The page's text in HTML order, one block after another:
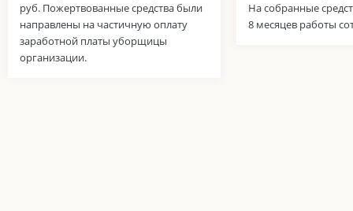
руб. Пожертвованные средства были
направлены на частичную оплату
заработной платы уборщицы
организации.
На собранные
8 месяцев работы